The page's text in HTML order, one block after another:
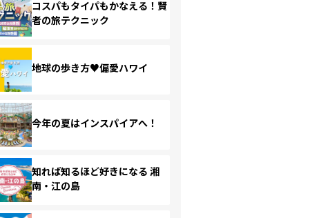
コスパもタイパもかなえる！賢
者の旅テクニック
地球の歩き方♥偏愛ハワイ
今年の夏はインスパイアへ！
知れば知るほど好きになる 湘
南・江の島